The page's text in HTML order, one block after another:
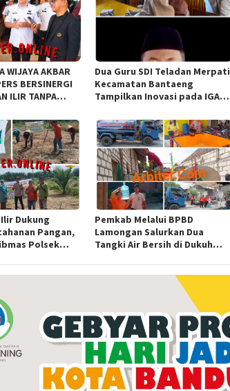
WIJAYA AKBAR
BERSINERGI
ILIR TANPA
Dua Guru SDI Teladan Merpati
Kecamatan Bantaeng
Tampilkan Inovasi pada IGA
Sulawesi
Dukung
Pangan,
Polsek
Desa Sungai
Pemkab Melalui BPBD
Lamongan Salurkan Dua
Tangki Air Bersih di Dukuh